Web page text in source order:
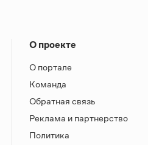
О проекте
О портале
Команда
Обратная связь
Реклама и партнерство
Политика